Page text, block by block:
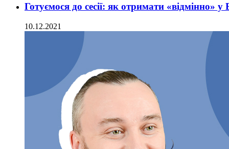
Готуємося до сесії: як отримати «відмінно» у
10.12.2021